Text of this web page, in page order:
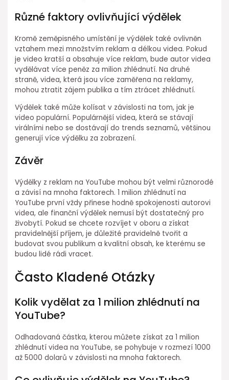
Různé faktory ovlivňující výdělek
Kromě zeměpisného umístění je výdělek také ovlivněn
vztahem mezi množstvím reklam a délkou videa. Pokud
je video kratší a obsahuje více reklam, bude autor videa
vydělávat více peněz za milion zhlédnutí. Na druhé
straně, videa, která jsou více zaměřena na reklamy,
mohou ztratit zájem publika a tím ztrácet zhlédnutí.
Výdělek také může kolísat v závislosti na tom, jak je
video populární. Populárnější videa, která se stávají
virálními nebo se dostávají do trends seznamů, většinou
generují více výdělku za zobrazení.
Závěr
Výdělky z reklam na YouTube mohou být velmi různorodé
a závisí na mnoha faktorech. 1 milion zhlédnutí na
YouTube první vždy přinese hodně spokojenosti autorovi
videa, ale finanční výdělek nemusí být dostatečný pro
živobytí. Pokud se chcete rozvíjet v oboru a získat
pravidelnější příjem, je důležité pravidelně tvořit a
budovat svou publikum a kvalitní obsah, ke kterému se
budou lidé rádi vracet.
Často Kladené Otázky
Kolik vydělat za 1 milion zhlédnutí na
YouTube?
Odhadovaná částka, kterou můžete získat za 1 milion
zhlédnutí videa na YouTube, se pohybuje v rozmezí 1000
až 5000 dolarů v závislosti na mnoha faktorech.